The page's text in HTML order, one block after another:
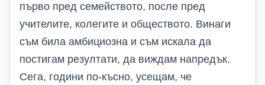
първо пред семейството, после пред
учителите, колегите и обществото. Винаги
съм била амбициозна и съм искала да
постигам резултати, да виждам напредък.
Сега, години по-късно, усещам, че